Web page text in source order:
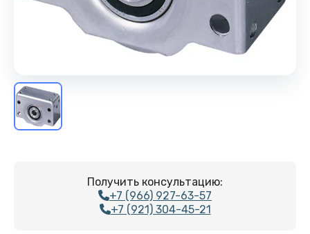
Получить консультацию:
+7 (966) 927-63-57
+7 (921) 304-45-21